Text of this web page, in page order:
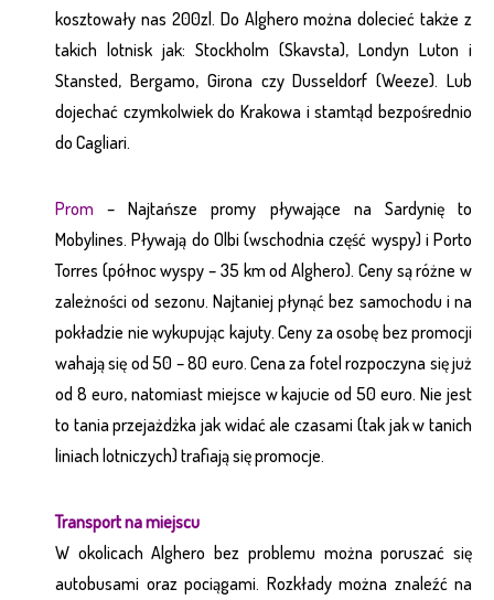
kosztowały nas 200zl. Do Alghero można dolecieć także z
takich lotnisk jak: Stockholm (Skavsta), Londyn Luton i
Stansted, Bergamo, Girona czy Dusseldorf (Weeze). Lub
dojechać czymkolwiek do Krakowa i stamtąd bezpośrednio
do Cagliari.
Prom – Najtańsze promy pływające na Sardynię to
Mobylines. Pływają do Olbi (wschodnia część wyspy) i Porto
Torres (północ wyspy – 35 km od Alghero). Ceny są różne w
zależności od sezonu. Najtaniej płynąć bez samochodu i na
pokładzie nie wykupując kajuty. Ceny za osobę bez promocji
wahają się od 50 – 80 euro. Cena za fotel rozpoczyna się już
od 8 euro, natomiast miejsce w kajucie od 50 euro. Nie jest
to tania przejażdżka jak widać ale czasami (tak jak w tanich
liniach lotniczych) trafiają się promocje.
Transport na miejscu
W okolicach Alghero bez problemu można poruszać się
autobusami oraz pociągami. Rozkłady można znaleźć na